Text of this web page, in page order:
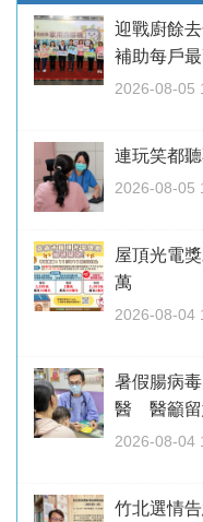
迎戰廚餘
補助每戶
2026-08-05
連玩笑都
2026-08-05
屋頂光電
萬
2026-08-04
暑假腸病
醫 醫籲留
2026-08-04
竹北選情